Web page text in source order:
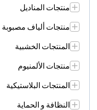
منتجات المناديل
منتجات ألياف مصبوبة
المنتجات الخشبية
منتجات الألمنيوم
المنتجات البلاستيكية
النظافة و الحماية